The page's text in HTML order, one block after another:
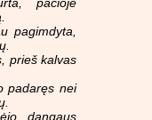
pačioje
pagimdyta,
prieš kalvas
padaręs nei
dangaus